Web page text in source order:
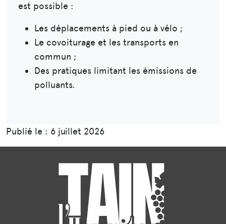
est possible :
Les déplacements à pied ou à vélo ;
Le covoiturage et les transports en
commun ;
Des pratiques limitant les émissions de
polluants.
Publié le : 6 juillet 2026